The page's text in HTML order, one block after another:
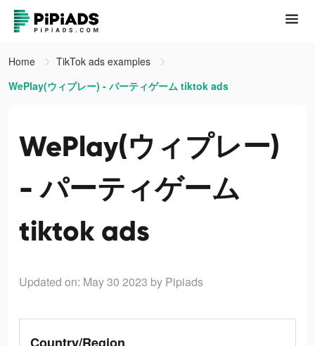
Home
TikTok ads examples
WePlay(ウィプレー) - パーティゲーム tiktok ads
WePlay(ウィプレー)
- パーティゲーム
tiktok ads
Updated on: May 30 2023 by Pipiads